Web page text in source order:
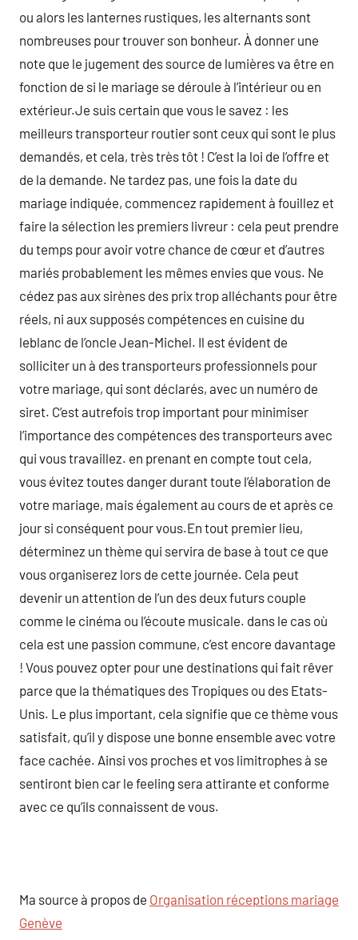
ou alors les lanternes rustiques, les alternants sont
nombreuses pour trouver son bonheur. À donner une
note que le jugement des source de lumières va être en
fonction de si le mariage se déroule à l’intérieur ou en
extérieur.Je suis certain que vous le savez : les
meilleurs transporteur routier sont ceux qui sont le plus
demandés, et cela, très très tôt ! C’est la loi de l’offre et
de la demande. Ne tardez pas, une fois la date du
mariage indiquée, commencez rapidement à fouillez et
faire la sélection les premiers livreur : cela peut prendre
du temps pour avoir votre chance de cœur et d’autres
mariés probablement les mêmes envies que vous. Ne
cédez pas aux sirènes des prix trop alléchants pour être
réels, ni aux supposés compétences en cuisine du
leblanc de l’oncle Jean-Michel. Il est évident de
solliciter un à des transporteurs professionnels pour
votre mariage, qui sont déclarés, avec un numéro de
siret. C’est autrefois trop important pour minimiser
l’importance des compétences des transporteurs avec
qui vous travaillez. en prenant en compte tout cela,
vous évitez toutes danger durant toute l’élaboration de
votre mariage, mais également au cours de et après ce
jour si conséquent pour vous.En tout premier lieu,
déterminez un thème qui servira de base à tout ce que
vous organiserez lors de cette journée. Cela peut
devenir un attention de l’un des deux futurs couple
comme le cinéma ou l’écoute musicale. dans le cas où
cela est une passion commune, c’est encore davantage
! Vous pouvez opter pour une destinations qui fait rêver
parce que la thématiques des Tropiques ou des Etats-
Unis. Le plus important, cela signifie que ce thème vous
satisfait, qu’il y dispose une bonne ensemble avec votre
face cachée. Ainsi vos proches et vos limitrophes à se
sentiront bien car le feeling sera attirante et conforme
avec ce qu’ils connaissent de vous.
Ma source à propos de Organisation réceptions mariage
Genève